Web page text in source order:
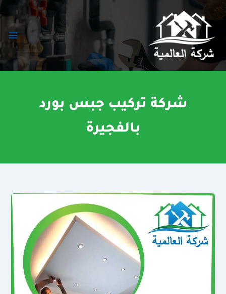
شركة تركيب جبس بورد
بالفجيرة